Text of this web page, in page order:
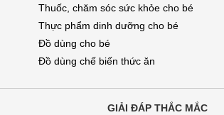
Thuốc, chăm sóc sức khỏe cho bé
Thực phẩm dinh dưỡng cho bé
Đồ dùng cho bé
Đồ dùng chế biến thức ăn
GIẢI ĐÁP THẮC MẮC